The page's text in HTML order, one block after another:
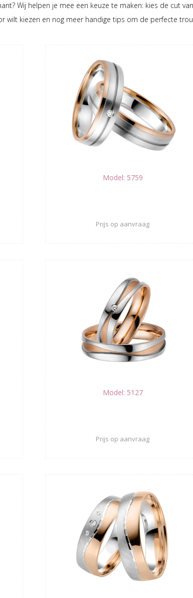
Wij helpen je mee een keuze te maken: kies de cut
wilt kiezen en nog meer handige tips om de perfecte
Model: 5759
Prijs op aanvraag
Model: 5127
Prijs op aanvraag